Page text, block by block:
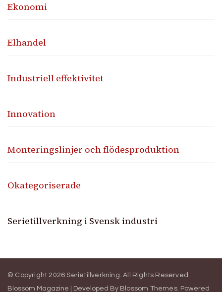
Ekonomi
Elhandel
Industriell effektivitet
Innovation
Monteringslinjer och flödesproduktion
Okategoriserade
Serietillverkning i Svensk industri
© Copyright 2026Serietillverkning. All Rights Reserved.
Blossom Magazine | Developed By Blossom Themes. Powered